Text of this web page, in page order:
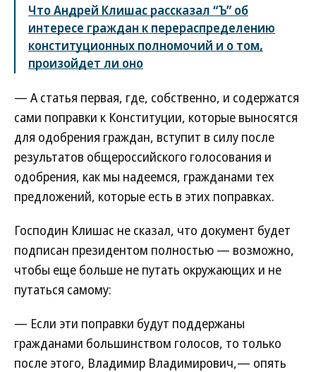
Что Андрей Клишас рассказал “Ъ” об
интересе граждан к перераспределению
конституционных полномочий и о том,
произойдет ли оно
— А статья первая, где, собственно, и содержатся
сами поправки к Конституции, которые выносятся
для одобрения граждан, вступит в силу после
результатов общероссийского голосования и
одобрения, как мы надеемся, гражданами тех
предложений, которые есть в этих поправках.
Господин Клишас не сказал, что документ будет
подписан президентом полностью — возможно,
чтобы еще больше не путать окружающих и не
путаться самому:
— Если эти поправки будут поддержаны
гражданами большинством голосов, то только
после этого, Владимир Владимирович,— опять